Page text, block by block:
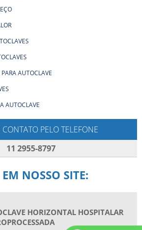
AUTOCLAVE
AUTOCLAVE
PELO TELEFONE
11 2955-8797
NOSSO SITE:
HORIZONTAL HOSPITALAR